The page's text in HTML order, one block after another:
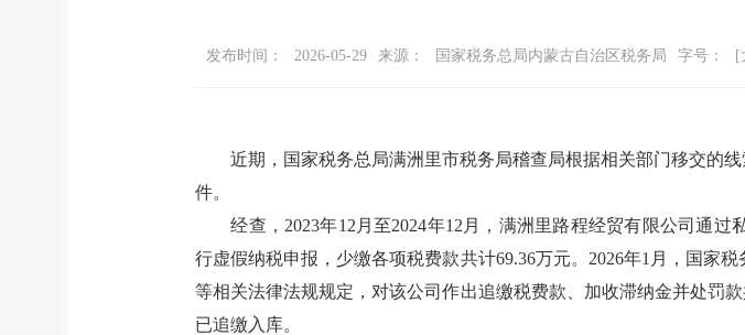
发布时间： 2026-05-29 来源： 国家税务总局内蒙古自治区税务局 字号： [
近期，国家税务总局满洲里市税务局稽查局根据相关部门移交的
件。
经查，2023年12月至2024年12月，满洲里路程经贸有限公司通
行虚假纳税申报，少缴各项税费款共计69.36万元。2026年1月，国家
等相关法律法规规定，对该公司作出追缴税费款、加收滞纳金并处罚
已追缴入库。